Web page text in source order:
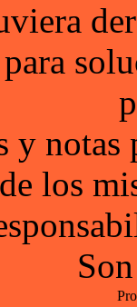
y notas
los